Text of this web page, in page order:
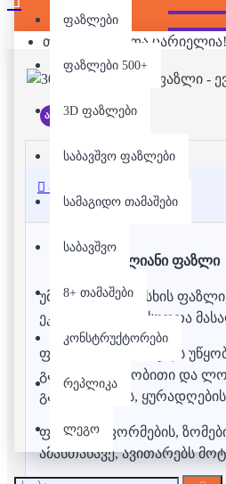
ფაზლები
ფაზლები 500+
3D ფაზლები
საბავშვო ფაზლები
სამაგიდო თამაშები
საბავშვო
8+ თამაშები
კონსტრუქტორები
რეპლიკა
ლეგო
თქვენი კალათა ცარიელია!
არ არის მარაგში
აღწერა
3000 დეტალიანი
უმაღლესი ხარისხის
ეკოლოგიურად სუფთა
ფაზლის აწყობა ხელს
გამომსახველობითი და
განვითარებას,
ფერების, ფორმების,
ამასთანავე, ავითარებს